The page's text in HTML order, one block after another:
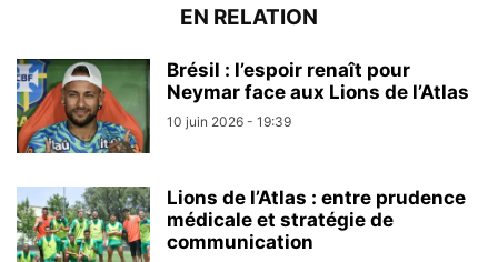
EN RELATION
Brésil : l’espoir renaît pour
Neymar face aux Lions de l’Atlas
10 juin 2026 - 19:39
Lions de l’Atlas : entre prudence
médicale et stratégie de
communication